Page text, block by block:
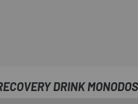
hidrats
DRINK